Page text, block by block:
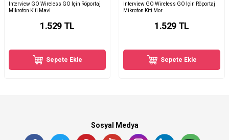
Interview GO Wireless GO İçin Röportaj
Mikrofon Kiti Mavi
1.529 TL
Sepete Ekle
Interview GO Wireless GO İçin Röportaj
Mikrofon Kiti Mor
1.529 TL
Sepete Ekle
Sosyal Medya